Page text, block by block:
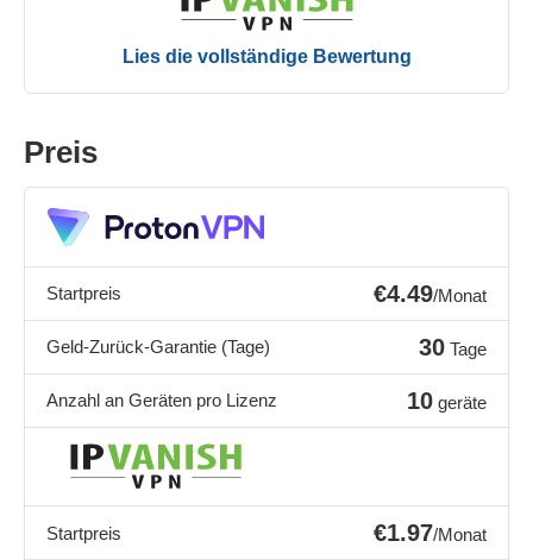
Lies die vollständige Bewertung
Preis
Startpreis €4.49/Monat
Geld-Zurück-Garantie (Tage) 30 Tage
Anzahl an Geräten pro Lizenz 10 geräte
Startpreis €1.97/Monat